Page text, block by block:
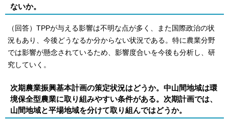
ないか。
（回答）TPPが与える影響は不明な点が多く、また国際政治の状
況もあり、今後どうなるか分からない状況である。特に農業分野
では影響が懸念されているため、影響度合いを今後も分析し、研
究していく。
次期農業振興基本計画の策定状況はどうか。中山間地域は環
境保全型農業に取り組みやすい条件がある。次期計画では、
山間地域と平場地域を分けて取り組んではどうか。